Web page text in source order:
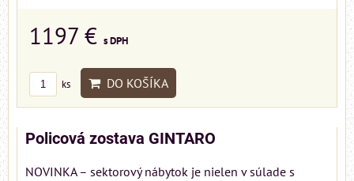
1197 € s DPH
ks DO KOŠÍKA
Policová zostava GINTARO
NOVINKA – sektorový nábytok je nielen v súlade s